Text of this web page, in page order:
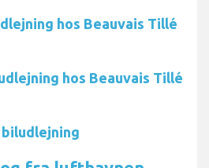
hos Beauvais Tillé
hos Beauvais Tillé